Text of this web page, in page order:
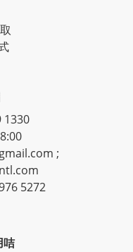
1330
;
5272
咭